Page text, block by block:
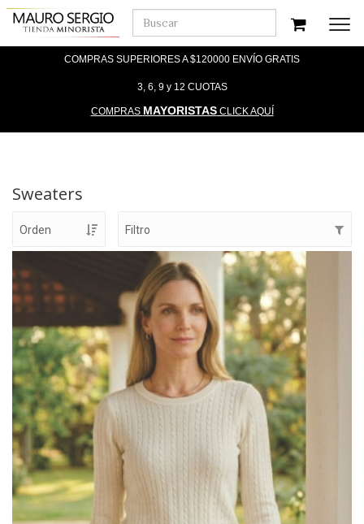
COMPRAS SUPERIORES A $120000 ENVÍO GRATIS
3, 6, 9 y 12 CUOTAS
COMPRAS MAYORISTASCLICK AQUÍ
Sweaters